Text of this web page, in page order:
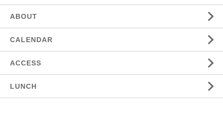
ABOUT
CALENDAR
ACCESS
LUNCH